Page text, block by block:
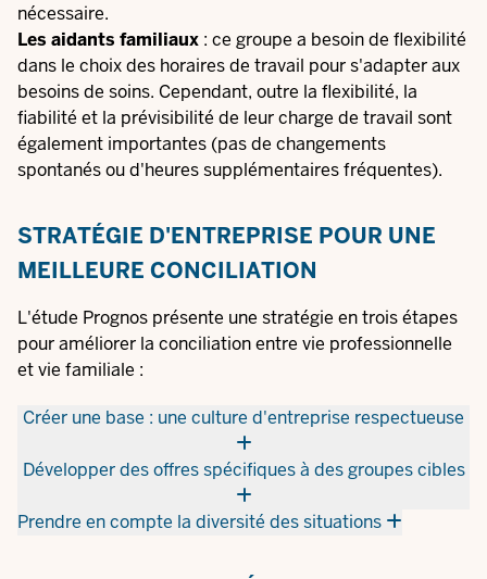
nécessaire.
Les aidants familiaux : ce groupe a besoin de flexibilité
dans le choix des horaires de travail pour s'adapter aux
besoins de soins. Cependant, outre la flexibilité, la
fiabilité et la prévisibilité de leur charge de travail sont
également importantes (pas de changements
spontanés ou d'heures supplémentaires fréquentes).
STRATÉGIE D'ENTREPRISE POUR UNE
MEILLEURE CONCILIATION
L'étude Prognos présente une stratégie en trois étapes
pour améliorer la conciliation entre vie professionnelle
et vie familiale :
Créer une base : une culture d'entreprise respectueuse
Développer des offres spécifiques à des groupes cibles
Prendre en compte la diversité des situations